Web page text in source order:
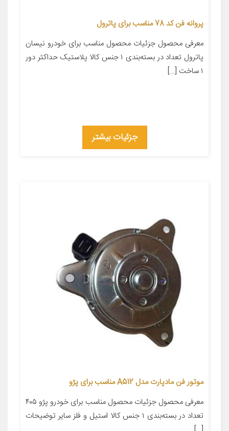
پروانه فن کد 78 مناسب برای پاترول
معرفی محصول جزئیات محصول مناسب برای خودرو نیسان
پاترول تعداد در بسته‌بندی ۱ جنس کالا پلاستیک حداکثر دور
۱ ساخت […]
جزئیات بیشتر
موتور فن مادپارت مدل A512 مناسب برای پژو
معرفی محصول جزئیات محصول مناسب برای خودرو پژو ۴۰۵
تعداد در بسته‌بندی ۱ جنس کالا استیل و فلز سایر توضیحات